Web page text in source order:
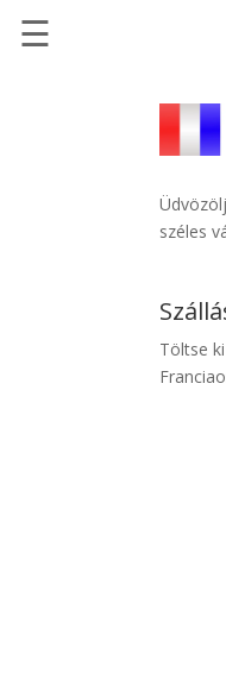
Szállásinfo.eu
Repülőjegy
Autóbérlés
☰
széles
Töltse